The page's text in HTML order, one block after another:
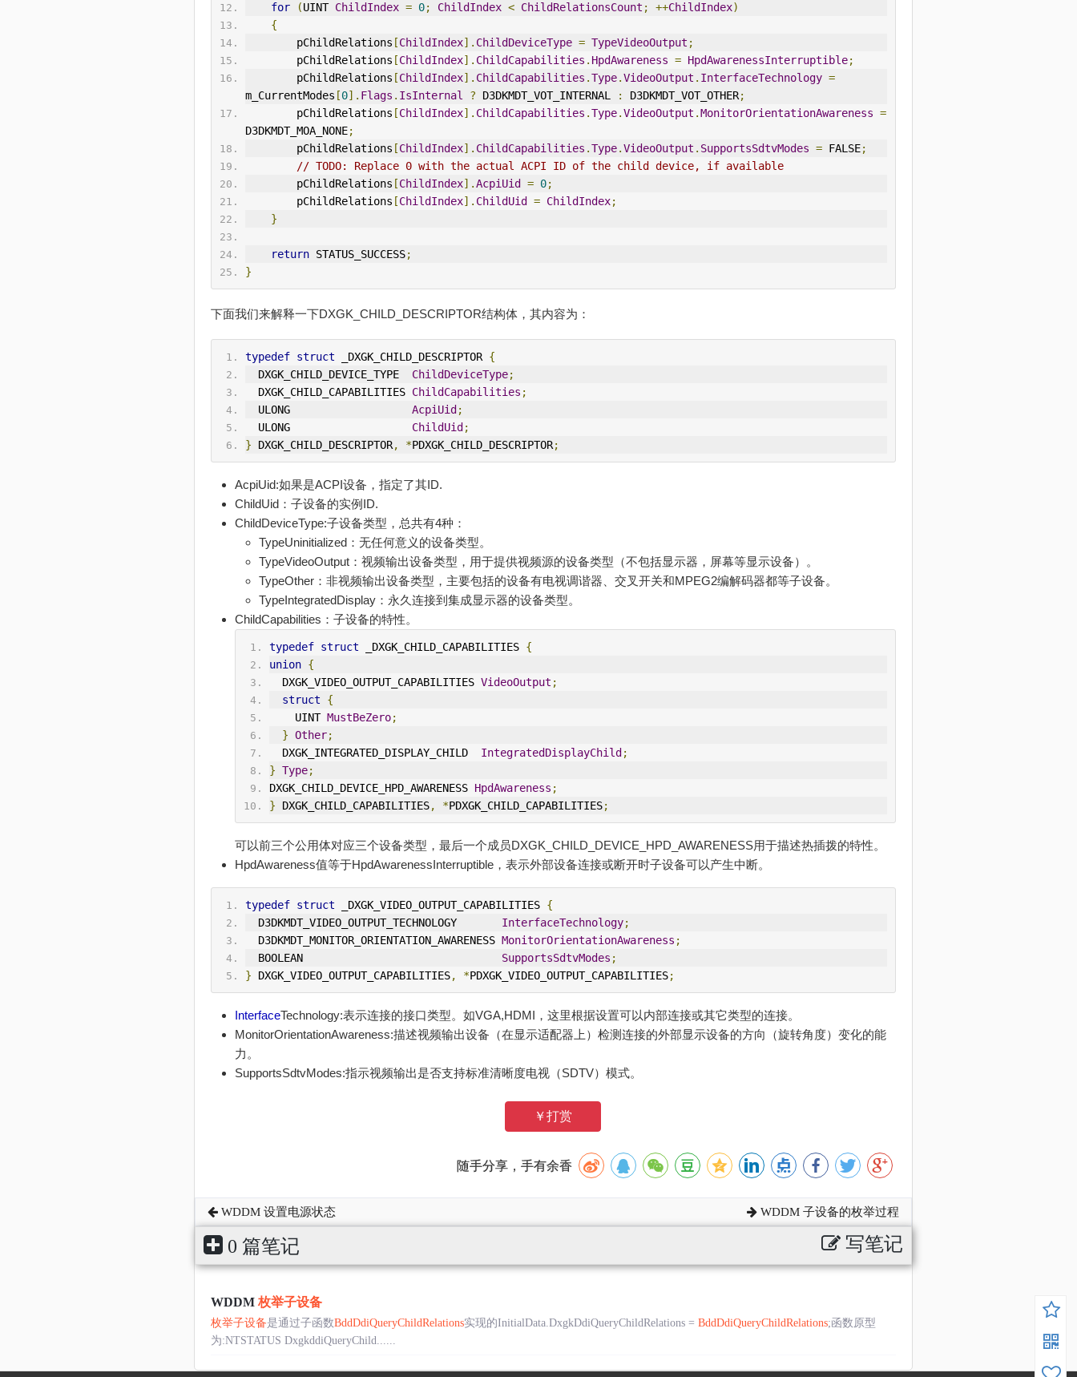
for (UINT ChildIndex = 0; ChildIndex < ChildRelationsCount ; ++ChildIndex)
{
        pChildRelations
[ChildIndex]. ChildDeviceType = TypeVideoOutput ;
        pChildRelations
[ChildIndex]. ChildCapabilities . HpdAwareness = HpdAwarenessInterruptible;
        pChildRelations
[ChildIndex]. ChildCapabilities .Type.VideoOutput . InterfaceTechnology =
m_CurrentModes [0]. Flags . IsInternal ? D3DKMDT_VOT_INTERNAL : D3DKMDT_VOT_OTHER;
        pChildRelations
[ChildIndex]. ChildCapabilities .Type.VideoOutput .MonitorOrientationAwareness =
D3DKMDT_MOA_NONE;
        pChildRelations
[ChildIndex]. ChildCapabilities .Type.VideoOutput . SupportsSdtvModes = FALSE;
// TODO: Replace 0 with the actual ACPI ID of the child device, if available
        pChildRelations
[ChildIndex].AcpiUid = 0;
        pChildRelations
[ChildIndex]. ChildUid = ChildIndex;
}
return STATUS_SUCCESS;
}
下面我们来解释一下DXGK_CHILD_DESCRIPTOR结构体，其内容为：
typedef struct _DXGK_CHILD_DESCRIPTOR {
  DXGK_CHILD_DEVICE_TYPE
ChildDeviceType;
  DXGK_CHILD_CAPABILITIES
ChildCapabilities ;
  ULONG
AcpiUid ;
  ULONG
ChildUid ;
} DXGK_CHILD_DESCRIPTOR, *PDXGK_CHILD_DESCRIPTOR;
AcpiUid:如果是ACPI设备，指定了其ID.
ChildUid：子设备的实例ID.
ChildDeviceType:子设备类型，总共有4种：
TypeUninitialized：无任何意义的设备类型。
TypeVideoOutput：视频输出设备类型，用于提供视频源的设备类型（不包括显示器，屏幕等显示设备）。
TypeOther：非视频输出设备类型，主要包括的设备有电视调谐器、交叉开关和MPEG2编解码器都等子设备。
TypeIntegratedDisplay：永久连接到集成显示器的设备类型。
ChildCapabilities：子设备的特性。
typedef struct _DXGK_CHILD_CAPABILITIES {
union {
  DXGK_VIDEO_OUTPUT_CAPABILITIES
VideoOutput ;
struct
{
    UINT
MustBeZero;
} Other;
  DXGK_INTEGRATED_DISPLAY_CHILD
IntegratedDisplayChild ;
} Type;
DXGK_CHILD_DEVICE_HPD_AWARENESS HpdAwareness ;
} DXGK_CHILD_CAPABILITIES, *PDXGK_CHILD_CAPABILITIES;
可以前三个公用体对应三个设备类型，最后一个成员DXGK_CHILD_DEVICE_HPD_AWARENESS用于描述热插拨的特性。
HpdAwareness值等于HpdAwarenessInterruptible，表示外部设备连接或断开时子设备可以产生中断。
typedef struct _DXGK_VIDEO_OUTPUT_CAPABILITIES {
  D3DKMDT_VIDEO_OUTPUT_TECHNOLOGY
InterfaceTechnology;
  D3DKMDT_MONITOR_ORIENTATION_AWARENESS
MonitorOrientationAwareness ;
  BOOLEAN
SupportsSdtvModes ;
} DXGK_VIDEO_OUTPUT_CAPABILITIES, *PDXGK_VIDEO_OUTPUT_CAPABILITIES;
InterfaceTechnology:表示连接的接口类型。如VGA,HDMI，这里根据设置可以内部连接或其它类型的连接。
MonitorOrientationAwareness:描述视频输出设备（在显示适配器上）检测连接的外部显示设备的方向（旋转角度）变化的能
力。
SupportsSdtvModes:指示视频输出是否支持标准清晰度电视（SDTV）模式。
￥打赏
随手分享，手有余香
WDDM 设置电源状态 WDDM 子设备的枚举过程
0 篇笔记 写笔记
WDDM 枚举子设备
枚举子设备是通过子函数BddDdiQueryChildRelations实现的InitialData.DxgkDdiQueryChildRelations = BddDdiQueryChildRelations;函数原型
为:NTSTATUS DxgkddiQueryChild......